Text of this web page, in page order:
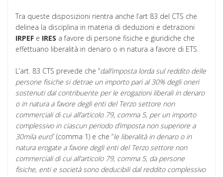
Tra queste disposizioni rientra anche l’art 83 del CTS che
delinea la disciplina in materia di deduzioni e detrazioni
IRPEF e IRES a favore di persone fisiche e giuridiche che
effettuano liberalità in denaro o in natura a favore di ETS.
L’art. 83 CTS prevede che “dall’imposta lorda sul reddito delle
persone fisiche si detrae un importo pari al 30% degli oneri
sostenuti dal contribuente per le erogazioni liberali in denaro
o in natura a favore degli enti del Terzo settore non
commerciali di cui all’articolo 79, comma 5, per un importo
complessivo in ciascun periodo d’imposta non superiore a
30mila euro” (comma 1) e che “le liberalità in denaro o in
natura erogate a favore degli enti del Terzo settore non
commerciali di cui all’articolo 79, comma 5, da persone
fisiche, enti e società sono deducibili dal reddito complessivo